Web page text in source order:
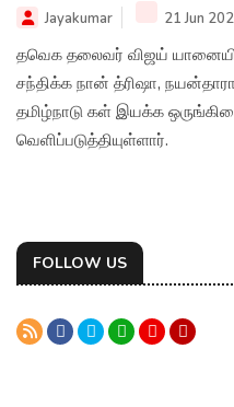
Jayakumar 21 Jun
தவெக தலைவர் விஜய்
சந்திக்க நான் த்ரிஷா,
தமிழ்நாடு கள் இயக்க
வெளிப்படுத்தியுள்ளார்.
FOLLOW US